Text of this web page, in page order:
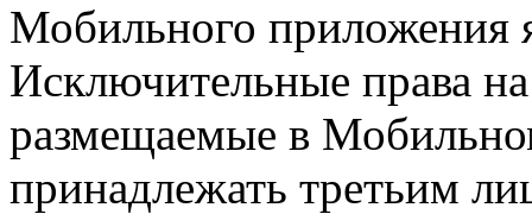
Мобильного приложения
Исключительные права
размещаемые в
принадлежать третьим